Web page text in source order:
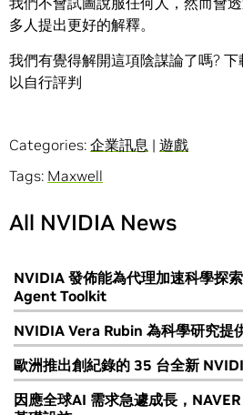
多人提出更好的解釋。
我們有覺得解開這項陰謀論了嗎? 下
以自行評判
Categories: 企業訊息 | 遊戲
Tags: Maxwell
All NVIDIA News
NVIDIA 發佈能為代理加速科學探
Agent Toolkit
NVIDIA Vera Rubin 為科學研究提
歐洲推出創紀錄的 35 台全新
因應全球AI 需求急遽成長，